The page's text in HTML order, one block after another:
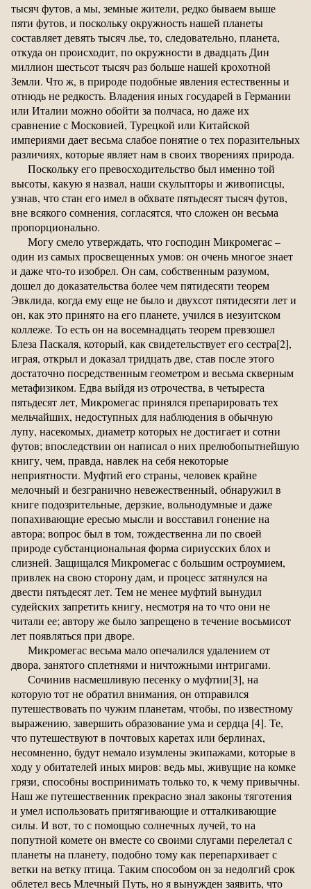
тысяч футов, а мы, земные жители, редко бываем выше
пяти футов, и поскольку окружность нашей планеты
составляет девять тысяч лье, то, следовательно, планета,
откуда он происходит, по окружности в двадцать Дин
миллион шестьсот тысяч раз больше нашей крохотной
Земли. Что ж, в природе подобные явления естественны и
отнюдь не редкость. Владения иных государей в Германии
или Италии можно обойти за полчаса, но даже их
сравнение с Московией, Турецкой или Китайской
империями дает весьма слабое понятие о тех поразительных
различиях, которые являет нам в своих творениях природа.
Поскольку его превосходительство был именно той
высоты, какую я назвал, наши скульпторы и живописцы,
узнав, что стан его имел в обхвате пятьдесят тысяч футов,
вне всякого сомнения, согласятся, что сложен он весьма
пропорционально.
Могу смело утверждать, что господин Микромегас –
один из самых просвещенных умов: он очень многое знает
и даже что-то изобрел. Он сам, собственным разумом,
дошел до доказательства более чем пятидесяти теорем
Эвклида, когда ему еще не было и двухсот пятидесяти лет и
он, как это принято на его планете, учился в иезуитском
коллеже. То есть он на восемнадцать теорем превзошел
Блеза Паскаля, который, как свидетельствует его сестра[2],
играя, открыл и доказал тридцать две, став после этого
достаточно посредственным геометром и весьма скверным
метафизиком. Едва выйдя из отрочества, в четыреста
пятьдесят лет, Микромегас принялся препарировать тех
мельчайших, недоступных для наблюдения в обычную
лупу, насекомых, диаметр которых не достигает и сотни
футов; впоследствии он написал о них прелюбопытнейшую
книгу, чем, правда, навлек на себя некоторые
неприятности. Муфтий его страны, человек крайне
мелочный и безгранично невежественный, обнаружил в
книге подозрительные, дерзкие, вольнодумные и даже
попахивающие ересью мысли и восставил гонение на
автора; вопрос был в том, тождественна ли по своей
природе субстанциональная форма сириусских блох и
слизней. Защищался Микромегас с большим остроумием,
привлек на свою сторону дам, и процесс затянулся на
двести пятьдесят лет. Тем не менее муфтий вынудил
судейских запретить книгу, несмотря на то что они не
читали ее; автору же было запрещено в течение восьмисот
лет появляться при дворе.
Микромегас весьма мало опечалился удалением от
двора, занятого сплетнями и ничтожными интригами.
Сочинив насмешливую песенку о муфтии[3], на
которую тот не обратил внимания, он отправился
путешествовать по чужим планетам, чтобы, по известному
выражению, завершить образование ума и сердца [4]. Те,
что путешествуют в почтовых каретах или берлинах,
несомненно, будут немало изумлены экипажами, которые в
ходу у обитателей иных миров: ведь мы, живущие на комке
грязи, способны воспринимать только то, к чему привычны.
Наш же путешественник прекрасно знал законы тяготения
и умел использовать притягивающие и отталкивающие
силы. И вот, то с помощью солнечных лучей, то на
попутной комете он вместе со своими слугами перелетал с
планеты на планету, подобно тому как перепархивает с
ветки на ветку птица. Таким способом он за недолгий срок
облетел весь Млечный Путь, но я вынужден заявить, что